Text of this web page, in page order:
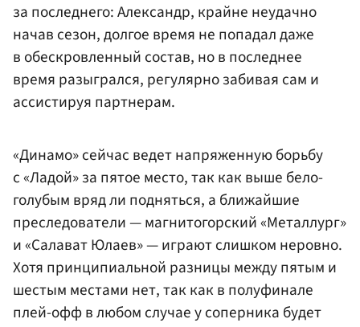
за последнего: Александр, крайне неудачно
начав сезон, долгое время не попадал даже
в обескровленный состав, но в последнее
время разыгрался, регулярно забивая сам и
ассистируя партнерам.
«Динамо» сейчас ведет напряженную борьбу
с «Ладой» за пятое место, так как выше бело-
голубым вряд ли подняться, а ближайшие
преследователи — магнитогорский «Металлург»
и «Салават Юлаев» — играют слишком неровно.
Хотя принципиальной разницы между пятым и
шестым местами нет, так как в полуфинале
плей-офф в любом случае у соперника будет